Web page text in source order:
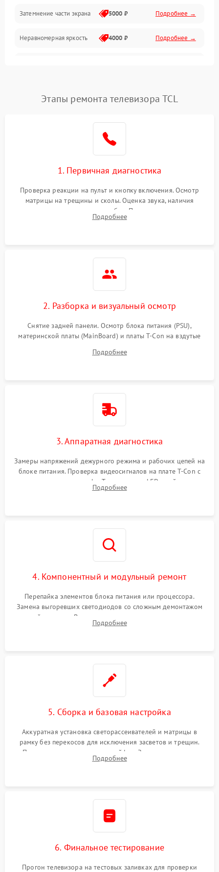
Механические повреждения
Программное обеспечение
Сеть и подключения
Затемнение части экрана 5000 ₽ Подробнее →
Неравномерная яркость 4000 ₽ Подробнее →
Этапы ремонта телевизора TCL
1. Первичная диагностика
Проверка реакции на пульт и кнопку включения. Осмотр
матрицы на трещины и сколы. Оценка звука, наличия
подсветки и индикаторов ошибок. Подключение тестовых
источников сигнала для выявления симптомов поломки.
Подробнее
2. Разборка и визуальный осмотр
Снятие задней панели. Осмотр блока питания (PSU),
материнской платы (MainBoard) и платы T-Con на вздутые
Проверка надежности фиксации и целостности шлейфов.
Подробнее
3. Аппаратная диагностика
Замеры напряжений дежурного режима и рабочих цепей на
блоке питания. Проверка видеосигналов на плате T-Con с
помощью осциллографа. Тестирование LED-драйвера и
светодиодных планок подсветки мультиметром.
Подробнее
4. Компонентный и модульный ремонт
Перепайка элементов блока питания или процессора.
Замена выгоревших светодиодов со сложным демонтажом
хрупкой матрицы. Восстановление поврежденных дорожек,
прошивка микросхем памяти EEPROM
Подробнее
5. Сборка и базовая настройка
Аккуратная установка светорассеивателей и матрицы в
рамку без перекосов для исключения засветов и трещин.
Подключение внутренних шлейфов. Закрытие корпуса.
Сброс настроек и обновление программного обеспечения.
Подробнее
6. Финальное тестирование
Прогон телевизора на тестовых заливках для проверки